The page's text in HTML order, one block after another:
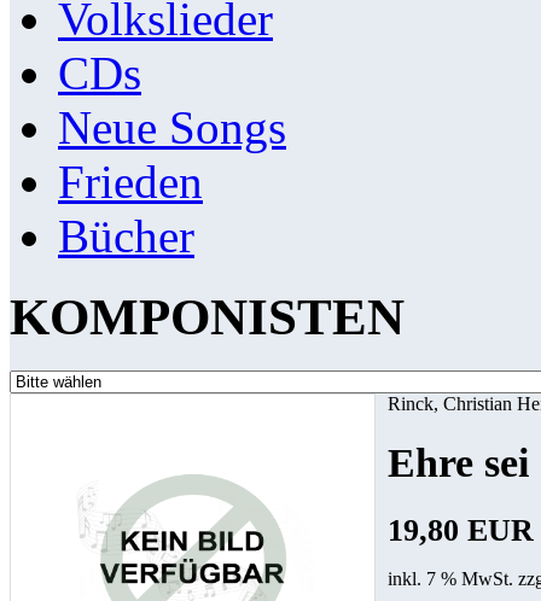
Volkslieder
CDs
Neue Songs
Frieden
Bücher
KOMPONISTEN
Rinck, Christian
Ehre
19,80 EUR
inkl. 7 % MwSt.